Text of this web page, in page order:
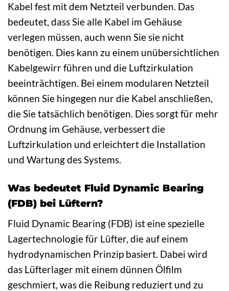
Kabel fest mit dem Netzteil verbunden. Das
bedeutet, dass Sie alle Kabel im Gehäuse
verlegen müssen, auch wenn Sie sie nicht
benötigen. Dies kann zu einem unübersichtlichen
Kabelgewirr führen und die Luftzirkulation
beeinträchtigen. Bei einem modularen Netzteil
können Sie hingegen nur die Kabel anschließen,
die Sie tatsächlich benötigen. Dies sorgt für mehr
Ordnung im Gehäuse, verbessert die
Luftzirkulation und erleichtert die Installation
und Wartung des Systems.
Was bedeutet Fluid Dynamic Bearing
(FDB) bei Lüftern?
Fluid Dynamic Bearing (FDB) ist eine spezielle
Lagertechnologie für Lüfter, die auf einem
hydrodynamischen Prinzip basiert. Dabei wird
das Lüfterlager mit einem dünnen Ölfilm
geschmiert, was die Reibung reduziert und zu